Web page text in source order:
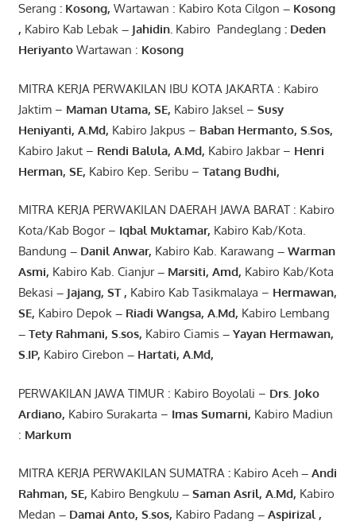
Serang : Kosong, Wartawan : Kabiro Kota Cilgon – Kosong
, Kabiro Kab Lebak– Jahidin. Kabiro Pandeglang : Deden
Heriyanto Wartawan : Kosong
MITRA KERJA PERWAKILAN IBU KOTA JAKARTA : Kabiro
Jaktim – Maman Utama, SE, Kabiro Jaksel – Susy
Heniyanti, A.Md, Kabiro Jakpus – Baban Hermanto, S.Sos,
Kabiro Jakut – Rendi Balula, A.Md, Kabiro Jakbar – Henri
Herman, SE, Kabiro Kep. Seribu – Tatang Budhi,
MITRA KERJA PERWAKILAN DAERAH JAWA BARAT : Kabiro
Kota/Kab Bogor – Iqbal Muktamar, Kabiro Kab/Kota.
Bandung – Danil Anwar, Kabiro Kab. Karawang –Warman
Asmi, Kabiro Kab. Cianjur– Marsiti, Amd, Kabiro Kab/Kota
Bekasi – Jajang, ST , Kabiro Kab Tasikmalaya – Hermawan,
SE, Kabiro Depok– Riadi Wangsa, A.Md, Kabiro Lembang
– Tety Rahmani, S.sos, Kabiro Ciamis– Yayan Hermawan,
S.IP, Kabiro Cirebon – Hartati, A.Md,
PERWAKILAN JAWA TIMUR : Kabiro Boyolali – Drs. Joko
Ardiano, Kabiro Surakarta – Imas Sumarni, Kabiro Madiun
: Markum
MITRA KERJA PERWAKILAN SUMATRA :Kabiro Aceh– Andi
Rahman, SE, Kabiro Bengkulu– Saman Asril, A.Md, Kabiro
Medan – Damai Anto, S.sos, Kabiro Padang – Aspirizal ,